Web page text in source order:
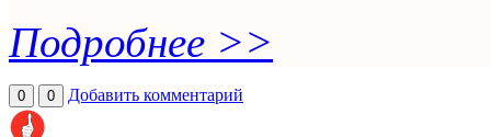
Подробнее >>
0 0 Добавить комментарий